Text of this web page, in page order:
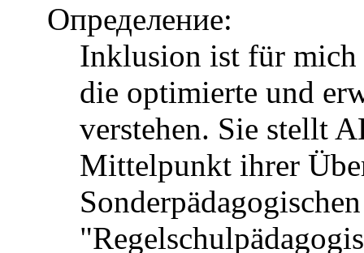
Определение:
Inklusion ist für mich
die optimierte und
verstehen. Sie stellt
Mittelpunkt ihrer